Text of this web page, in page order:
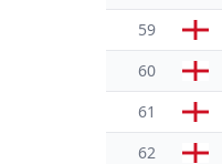
59
60
61
62